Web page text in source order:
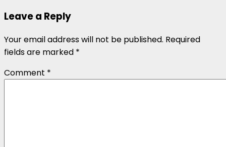
Leave a Reply
Your email address will not be published. Required
fields are marked *
Comment *